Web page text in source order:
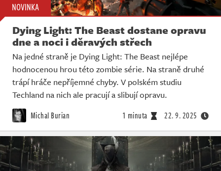
NOVINKA
Dying Light: The Beast dostane opravu
dne a noci i děravých střech
Na jedné straně je Dying Light: The Beast nejlépe
hodnocenou hrou této zombie série. Na straně druhé
trápí hráče nepříjemné chyby. V polském studiu
Techland na nich ale pracují a slibují opravu.
Michal Burian 1 minuta 22. 9. 2025